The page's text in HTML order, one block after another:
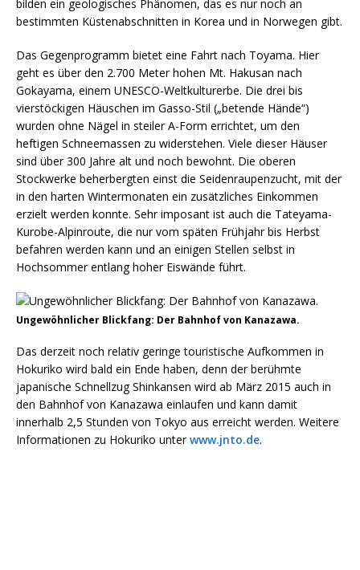
bilden ein geologisches Phänomen, das es nur noch an
bestimmten Küstenabschnitten in Korea und in Norwegen gibt.
Das Gegenprogramm bietet eine Fahrt nach Toyama. Hier
geht es über den 2.700 Meter hohen Mt. Hakusan nach
Gokayama, einem UNESCO-Weltkulturerbe. Die drei bis
vierstöckigen Häuschen im Gasso-Stil („betende Hände“)
wurden ohne Nägel in steiler A-Form errichtet, um den
heftigen Schneemassen zu widerstehen. Viele dieser Häuser
sind über 300 Jahre alt und noch bewohnt. Die oberen
Stockwerke beherbergten einst die Seidenraupenzucht, mit der
in den harten Wintermonaten ein zusätzliches Einkommen
erzielt werden konnte. Sehr imposant ist auch die Tateyama-
Kurobe-Alpinroute, die nur vom späten Frühjahr bis Herbst
befahren werden kann und an einigen Stellen selbst in
Hochsommer entlang hoher Eiswände führt.
Ungewöhnlicher Blickfang: Der Bahnhof von Kanazawa.
Das derzeit noch relativ geringe touristische Aufkommen in
Hokuriko wird bald ein Ende haben, denn der berühmte
japanische Schnellzug Shinkansen wird ab März 2015 auch in
den Bahnhof von Kanazawa einlaufen und kann damit
innerhalb 2,5 Stunden von Tokyo aus erreicht werden. Weitere
Informationen zu Hokuriko unterwww.jnto.de.